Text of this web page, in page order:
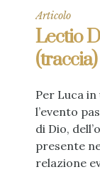
Articolo
Lectio
(traccia)
Per Luca
l’evento
di Dio,
presente
relazione